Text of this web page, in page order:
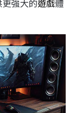
強大的遊戲體